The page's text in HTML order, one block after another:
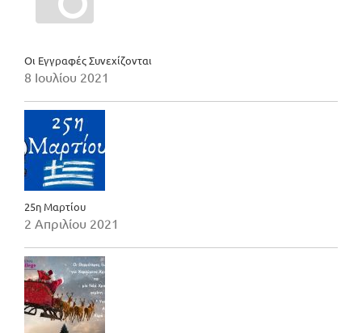
Οι Εγγραφές Συνεχίζονται
8 Ιουλίου 2021
25η Μαρτίου
2 Απριλίου 2021